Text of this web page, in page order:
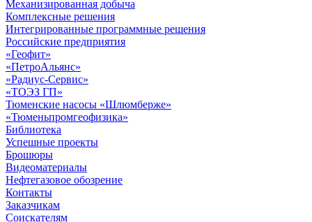
Механизированная добыча
Комплексные решения
Интегрированные программные решения
Российские предприятия
«Геофит»
«ПетроАльянс»
«Радиус-Сервис»
«ТОЭЗ ГП»
Тюменские насосы «Шлюмберже»
«Тюменьпромгеофизика»
Библиотека
Успешные проекты
Брошюры
Видеоматериалы
Нефтегазовое обозрение
Контакты
Заказчикам
Соискателям